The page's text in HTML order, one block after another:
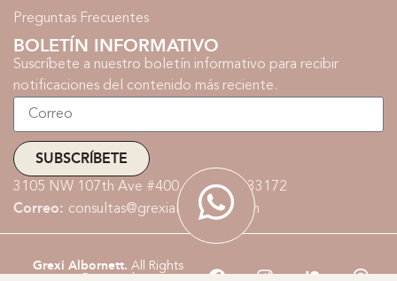
Preguntas Frecuentes
BOLETÍN INFORMATIVO
Suscríbete a nuestro boletín informativo para recibir
notificaciones del contenido más reciente.
SUBSCRÍBETE
3105 NW 107th Ave #400, Doral, FL 33172
Correo: consultas@grexialbornett.com
Grexi Albornett. All Rights
Reserved